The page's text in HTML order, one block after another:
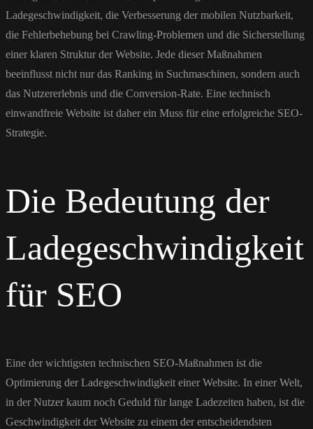
Ladegeschwindigkeit, die Verbesserung der mobilen Nutzbarkeit,
die Fehlerbehebung bei Crawling-Problemen und die Sicherstellung
einer klaren Struktur der Website. Jede dieser Maßnahmen
beeinflusst nicht nur das Ranking in Suchmaschinen, sondern auch
das Nutzererlebnis und die Conversion-Rate. Eine technisch
einwandfreie Website ist daher ein Muss für eine erfolgreiche SEO-
Strategie.
Die Bedeutung der
Ladegeschwindigkeit
für SEO
Eine der wichtigsten technischen SEO-Maßnahmen ist die
Optimierung der Ladegeschwindigkeit einer Website. In einer Welt,
in der Nutzer kaum noch Geduld für lange Ladezeiten haben, ist die
Geschwindigkeit der Website zu einem der entscheidendsten